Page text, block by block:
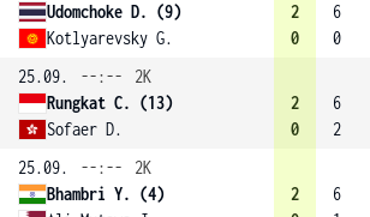
Udomchoke D. (9)
Kotlyarevsky G.
2
0
6
0
25.09.
--:--
2K
Rungkat C. (13)
Sofaer D.
2
0
6
2
25.09.
--:--
2K
Bhambri Y. (4)
2
6